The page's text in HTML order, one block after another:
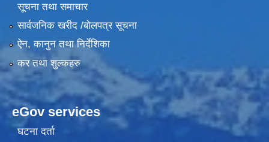
सूचना तथा समाचार
सार्वजनिक खरीद /बोलपत्र सूचना
ऐन, कानुन तथा निर्देशिका
कर तथा शुल्कहरु
eGov services
घटना दर्ता